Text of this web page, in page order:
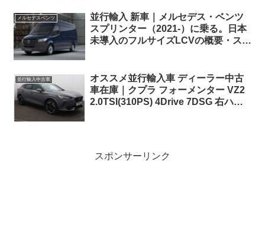
メルセデスベンツ
並行輸入 新車｜メルセデス・ベンツ
スプリンター（2021-）に乗る。日本
未導入のフルサイズLCVの概要・スペ
並行輸入中古車
オススメ並行輸入車 ディーラー中古
車在庫｜クプラ フォーメンター VZ2
2.0TSI(310PS) 4Drive 7DSG 右ハン
スポンサーリンク